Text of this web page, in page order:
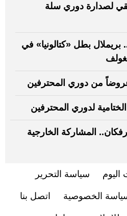
لصدارة دوري سلة
بطل «كتالونيا» في
من دوري المحترفين
لدوري المحترفين
المشاركة الخارجية
اليوم سياسة التحرير
الخصوصية اتصل بنا